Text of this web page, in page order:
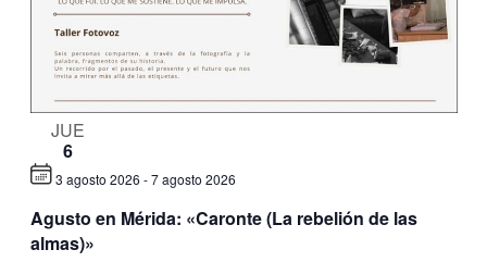
JUE
6
Agusto en Mérida: «Caronte (La rebelión de las
almas)»
3 agosto 2026 -7 agosto 2026